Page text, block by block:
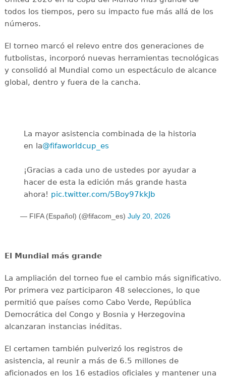
todos los tiempos, pero su impacto fue más allá de los
números.
El torneo marcó el relevo entre dos generaciones de
futbolistas, incorporó nuevas herramientas tecnológicas
y consolidó al Mundial como un espectáculo de alcance
global, dentro y fuera de la cancha.
La mayor asistencia combinada de la historia
en la@fifaworldcup_es
¡Gracias a cada uno de ustedes por ayudar a
hacer de esta la edición más grande hasta
ahora! pic.twitter.com/5Boy97kkJb
— FIFA (Español) (@fifacom_es) July 20, 2026
El Mundial más grande
La ampliación del torneo fue el cambio más significativo.
Por primera vez participaron 48 selecciones, lo que
permitió que países como Cabo Verde, República
Democrática del Congo y Bosnia y Herzegovina
alcanzaran instancias inéditas.
El certamen también pulverizó los registros de
asistencia, al reunir a más de 6.5 millones de
aficionados en los 16 estadios oficiales y mantener una